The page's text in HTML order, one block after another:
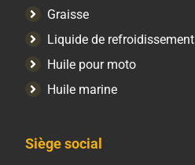
Graisse
Liquide de refroidissement
Huile pour moto
Huile marine
Siège social